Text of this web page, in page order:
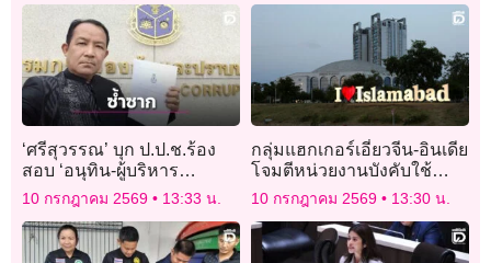
‘ศรีสุวรรณ’ บุก ป.ป.ช.ร้อง
สอบ ‘อนุทิน-ผู้บริหาร
รฟม.’ เหตุอุโมงค์รถไฟฟ้า
สายสีม่วงซำรุดซ้ำซาก
10 กรกฎาคม 2569 13:33 น.
กลุ่มแฮกเกอร์เอี่ยวจีน-อินเดีย
โจมตีหน่วยงานบังคับใช้
กฎหมายของปากีสถาน
10 กรกฎาคม 2569 13:30 น.